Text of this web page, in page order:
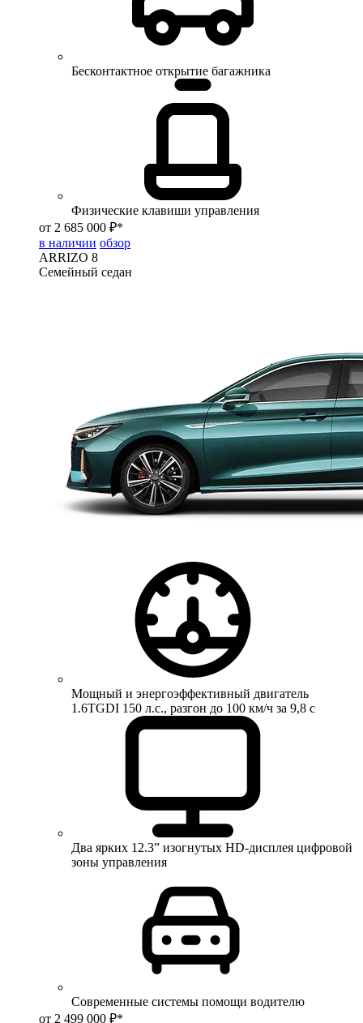
Бесконтактное открытие багажника
Физические клавиши управления
от 2 685 000 ₽*
в наличии обзор
ARRIZO 8
Семейный седан
Мощный и энергоэффективный двигатель
1.6TGDI 150 л.с., разгон до 100 км/ч за 9,8 с
Два ярких 12.3” изогнутых HD-дисплея цифровой
зоны управления
Современные системы помощи водителю
от 2 499 000 ₽*